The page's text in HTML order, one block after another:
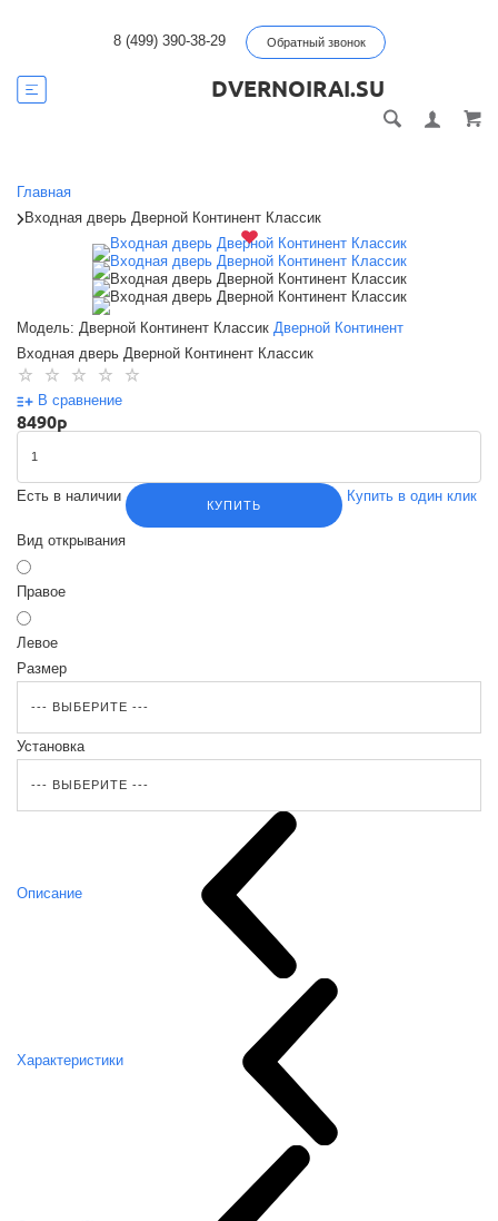
8 (499) 390-38-29 Обратный звонок
DVERNOIRAI.SU
Главная
Входная дверь Дверной Континент Классик
Модель: Дверной Континент Классик Дверной Континент
Входная дверь Дверной Континент Классик
В сравнение
8490p
Есть в наличии
КУПИТЬ
Купить в один клик
Вид открывания
Правое
Левое
Размер
Установка
Описание
Характеристики